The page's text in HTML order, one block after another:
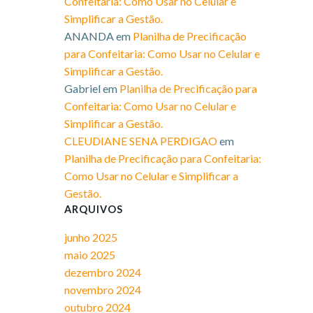
Simplificar a Gestão.​
ANANDAem Planilha de Precificação
para Confeitaria: Como Usar no Celular e
Simplificar a Gestão.​
Gabrielem Planilha de Precificação para
Confeitaria: Como Usar no Celular e
Simplificar a Gestão.​
CLEUDIANE SENA PERDIGAOem
Planilha de Precificação para Confeitaria:
Como Usar no Celular e Simplificar a
Gestão.​
ARQUIVOS
junho 2025
maio 2025
dezembro 2024
novembro 2024
outubro 2024